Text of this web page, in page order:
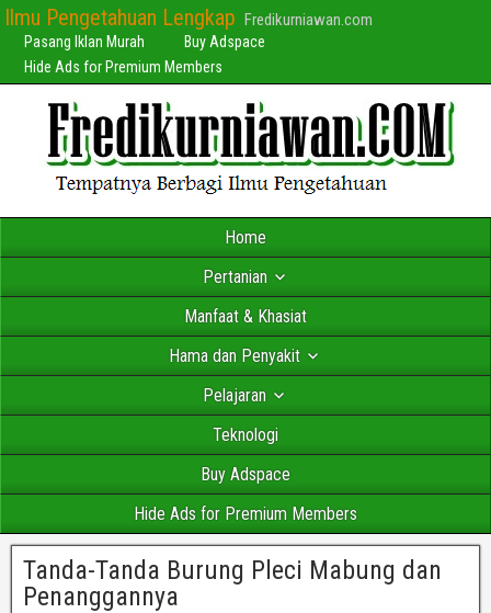
Ilmu Pengetahuan Lengkap Fredikurniawan.com
Pasang Iklan Murah
Buy Adspace
Hide Ads for Premium Members
Home
Pertanian
Manfaat & Khasiat
Hama dan Penyakit
Pelajaran
Teknologi
Buy Adspace
Hide Ads for Premium Members
Tanda-Tanda Burung Pleci Mabung dan
Penanggannya